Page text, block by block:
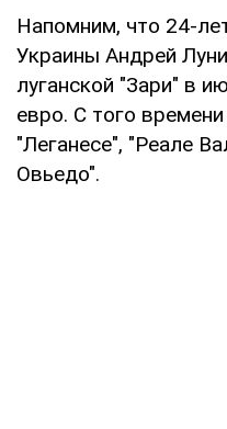
Напомним, что 24-
Украины Андрей
луганской "Зари" в
евро. С того
"Леганесе", "Реале
Овьедо".